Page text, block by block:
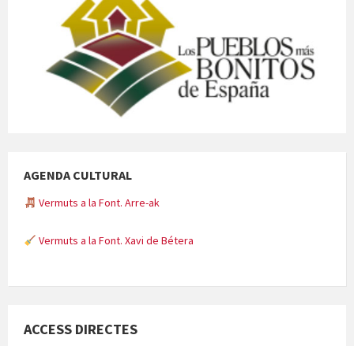
AGENDA CULTURAL
Vermuts a la Font. Arre-ak
Vermuts a la Font. Xavi de Bétera
ACCESS DIRECTES